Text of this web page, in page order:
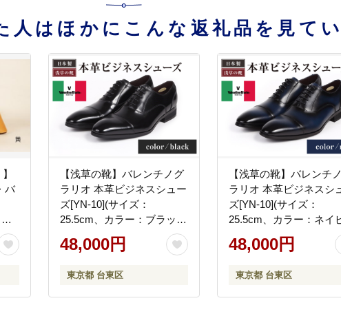
人はほかにこんな返礼品を見てい
バ
【浅草の靴】バレンチノグ
ラリオ 本革ビジネスシュー
ズ[YN-10](サイズ：
25.5cm、カラー：ブラッ
48,000円
東京都 台東区
【浅草の靴】バレンチ
ラリオ 本革ビジネスシ
ズ[YN-10](サイズ：
25.5cm、カラー：ネイ
48,000円
東京都 台東区